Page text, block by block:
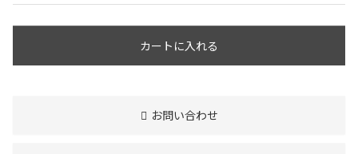
カートに入れる
お問い合わせ